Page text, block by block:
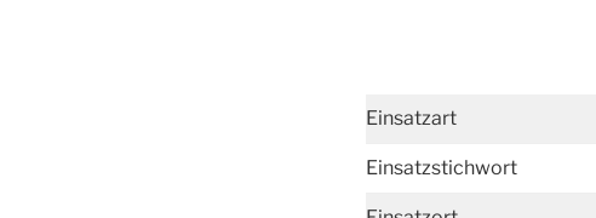
Einsatzart
Einsatzstichwort